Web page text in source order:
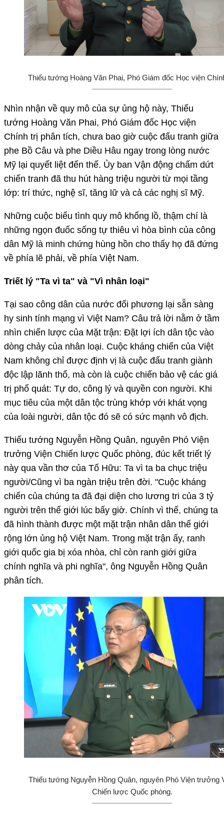
Thiếu tướng Hoàng Văn Phai, Phó Giám đốc Học viện
Nhìn nhận về quy mô của sự ủng hộ này, Thiếu
tướng Hoàng Văn Phai, Phó Giám đốc Học viện
Chính trị phân tích, chưa bao giờ cuộc đấu tranh giữa
phe Bồ Câu và phe Diều Hâu ngay trong lòng nước
Mỹ lại quyết liệt đến thế. Ủy ban Vận động chấm dứt
chiến tranh đã thu hút hàng triệu người từ mọi tầng
lớp: trí thức, nghệ sĩ, tăng lữ và cả các nghị sĩ Mỹ.
Những cuộc biểu tình quy mô khổng lồ, thậm chí là
những ngọn đuốc sống tự thiêu vì hòa bình của công
dân Mỹ là minh chứng hùng hồn cho thấy họ đã đứng
về phía lẽ phải, về phía Việt Nam.
Triết lý "Ta vì ta" và "Vì nhân loại"
Tại sao công dân của nước đối phương lại sẵn sàng
hy sinh tính mạng vì Việt Nam? Câu trả lời nằm ở tầm
nhìn chiến lược của Mặt trận: Đặt lợi ích dân tộc vào
dòng chảy của nhân loại. Cuộc kháng chiến của Việt
Nam không chỉ được định vị là cuộc đấu tranh giành
độc lập lãnh thổ, mà còn là cuộc chiến bảo vệ các giá
trị phổ quát: Tự do, công lý và quyền con người. Khi
mục tiêu của một dân tộc trùng khớp với khát vọng
của loài người, dân tộc đó sẽ có sức mạnh vô địch.
Thiếu tướng Nguyễn Hồng Quân, nguyên Phó Viện
trưởng Viện Chiến lược Quốc phòng, đúc kết triết lý
này qua vần thơ của Tố Hữu: Ta vì ta ba chục triệu
người/Cũng vì ba ngàn triệu trên đời. "Cuộc kháng
chiến của chúng ta đã đại diện cho lương tri của 3 tỷ
người trên thế giới lúc bấy giờ. Chính vì thế, chúng ta
đã hình thành được một mặt trận nhân dân thế giới
rộng lớn ủng hộ Việt Nam. Trong mặt trận ấy, ranh
giới quốc gia bị xóa nhòa, chỉ còn ranh giới giữa
chính nghĩa và phi nghĩa", ông Nguyễn Hồng Quân
phân tích.
Thiếu tướng Nguyễn Hồng Quân, nguyên Phó Viện trưởng
Chiến lược Quốc phòng.